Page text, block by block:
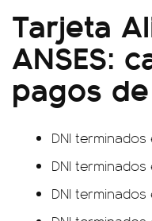
Tarjeta
ANSES:
pagos
DNI
DNI
DNI